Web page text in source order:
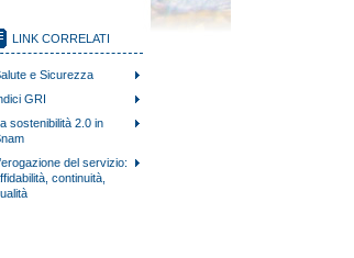
LINK CORRELATI
e Sicurezza
GRI
sostenibilità 2.0 in
del servizio:
continuità,